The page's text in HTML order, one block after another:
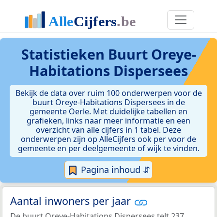
Statistieken Buurt Oreye-
Habitations Dispersees
Bekijk de data over ruim 100 onderwerpen voor de
buurt Oreye-Habitations Dispersees in de
gemeente Oerle. Met duidelijke tabellen en
grafieken, links naar meer informatie en een
overzicht van alle cijfers in 1 tabel. Deze
onderwerpen zijn op AlleCijfers ook per voor de
gemeente en per deelgemeente of wijk te vinden.
Pagina inhoud ⇵
Aantal inwoners per jaar